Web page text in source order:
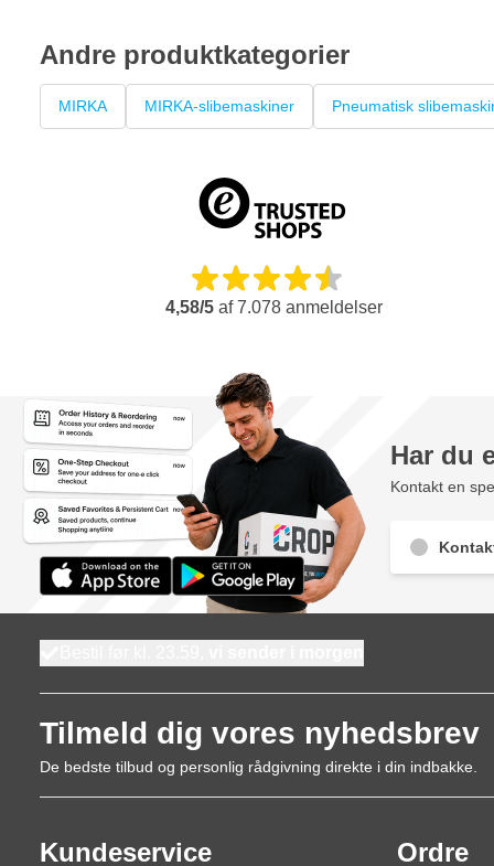
Muffe til støvsugerslange
Slibepude 77 mm Grip 6 huller Medium
13 mm skruenøgle
Andre produktkategorier
MIRKA MIRKA-slibemaskiner Pneumatisk
4,58/5af7.078anmeldelser
Har du
Kontakt en
Tilmeld dig vores nyhedsbrev
De bedste tilbud og personlig rådgivning direkte i din indbakke.
Kundeservice Ordre